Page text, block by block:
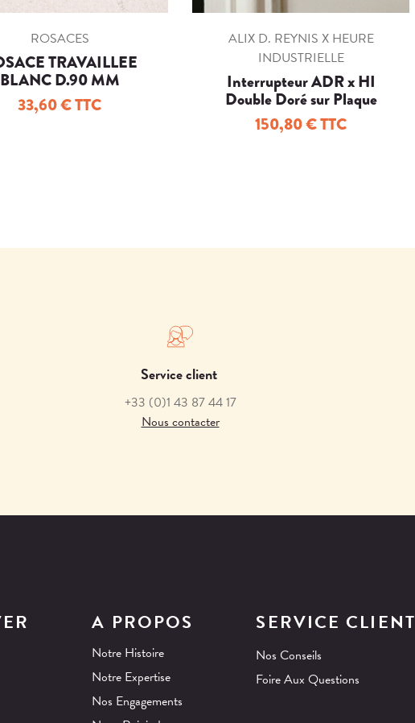
ROSACES
TRAVAILLEE
BLANC D.90 MM
33,60 € TTC
ALIX D. REYNIS X HEURE
INDUSTRIELLE
Interrupteur ADR x HI
Double Doré sur Plaque
Porcelaine Blanche
150,80 € TTC
Service client
+33 (0)1 43 87 44 17
Nous contacter
A PROPOS
Notre Histoire
Notre Expertise
Nos Engagements
SERVICE CLIENT
Nos Conseils
Foire Aux Questions